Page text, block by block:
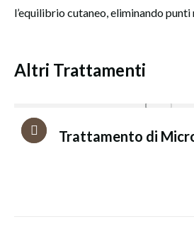
l’equilibrio cutaneo, eliminando punti
Altri Trattamenti
Trattamento di